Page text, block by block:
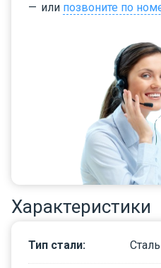
или позвоните по
Характеристики
Тип стали: